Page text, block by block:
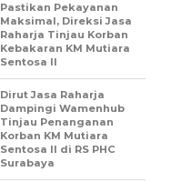
Pastikan Pekayanan
Maksimal, Direksi Jasa
Raharja Tinjau Korban
Kebakaran KM Mutiara
Sentosa II
Dirut Jasa Raharja
Dampingi Wamenhub
Tinjau Penanganan
Korban KM Mutiara
Sentosa II di RS PHC
Surabaya